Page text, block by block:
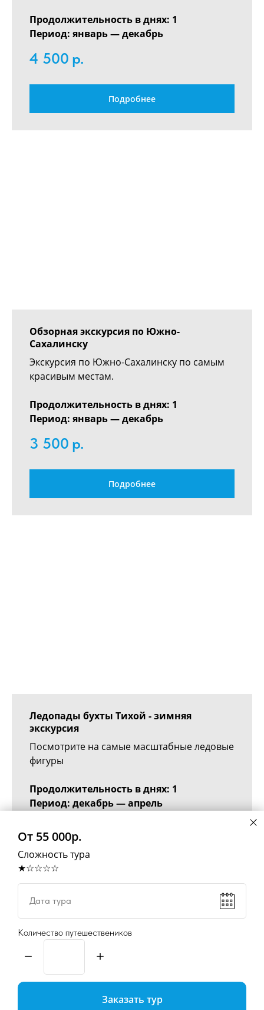
От 55 000р.
Сложность тура
★☆☆☆☆
Дата тура
Количество путешествеников
Заказать тур
Продолжительность в днях: 1
Период: январь — декабрь
4 500 р.
Подробнее
Обзорная экскурсия по Южно-
Сахалинску
Экскурсия по Южно-Сахалинску по самым
красивым местам.
Продолжительность в днях: 1
Период: январь — декабрь
3 500 р.
Подробнее
Ледопады бухты Тихой - зимняя
экскурсия
Посмотрите на самые масштабные ледовые
фигуры
Продолжительность в днях: 1
Период: декабрь — апрель
6 500
ГЛАВНАЯ ЗИМНИЕ ЭКСКУРСИИ ЛЕТНИЕ ЭКСКУРСИИ БЛОГ
Политика конфиденциальности